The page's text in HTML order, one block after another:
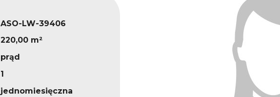
ASO-LW-39406
220,00 m²
prąd
1
jednomiesięczna